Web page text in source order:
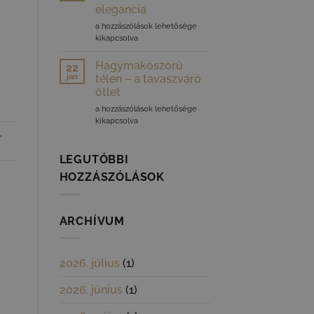
,
bejegyzéshez
elegancia
Barkás
dekorációk:
természetes
elegancia
bejegyzéshez
a hozzászólások lehetősége
kikapcsolva
22
jan
Hagymakoszorú
télen – a tavaszváró
ötlet
Hagymakoszorú
télen
tavaszváró
bejegyzéshez
a hozzászólások lehetősége
kikapcsolva
LEGUTÓBBI
HOZZÁSZÓLÁSOK
ARCHÍVUM
2026. július (1)
2026. június (1)